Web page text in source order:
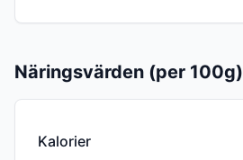
Näringsvärden (per 100g)
Kalorier